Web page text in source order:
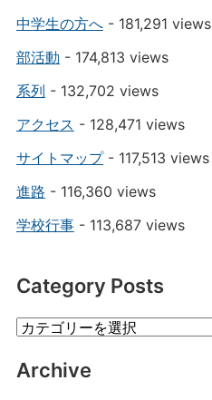
中学生の方へ- 181,291 views
部活動 - 174,813 views
系列 - 132,702 views
アクセス - 128,471 views
サイトマップ- 117,513 views
進路 - 116,360 views
学校行事- 113,687 views
Category Posts
Category
Archive